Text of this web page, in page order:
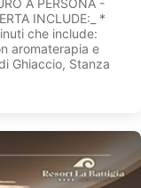
INCLUDE:_ *
che include:
aromaterapia e
Ghiaccio, Stanza